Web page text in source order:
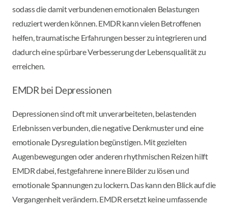
sodass die damit verbundenen emotionalen Belastungen
reduziert werden können. EMDR kann vielen Betroffenen
helfen, traumatische Erfahrungen besser zu integrieren und
dadurch eine spürbare Verbesserung der Lebensqualität zu
erreichen.
EMDR bei Depressionen
Depressionen sind oft mit unverarbeiteten, belastenden
Erlebnissen verbunden, die negative Denkmuster und eine
emotionale Dysregulation begünstigen. Mit gezielten
Augenbewegungen oder anderen rhythmischen Reizen hilft
EMDR dabei, festgefahrene innere Bilder zu lösen und
emotionale Spannungen zu lockern. Das kann den Blick auf die
Vergangenheit verändern. EMDR ersetzt keine umfassende